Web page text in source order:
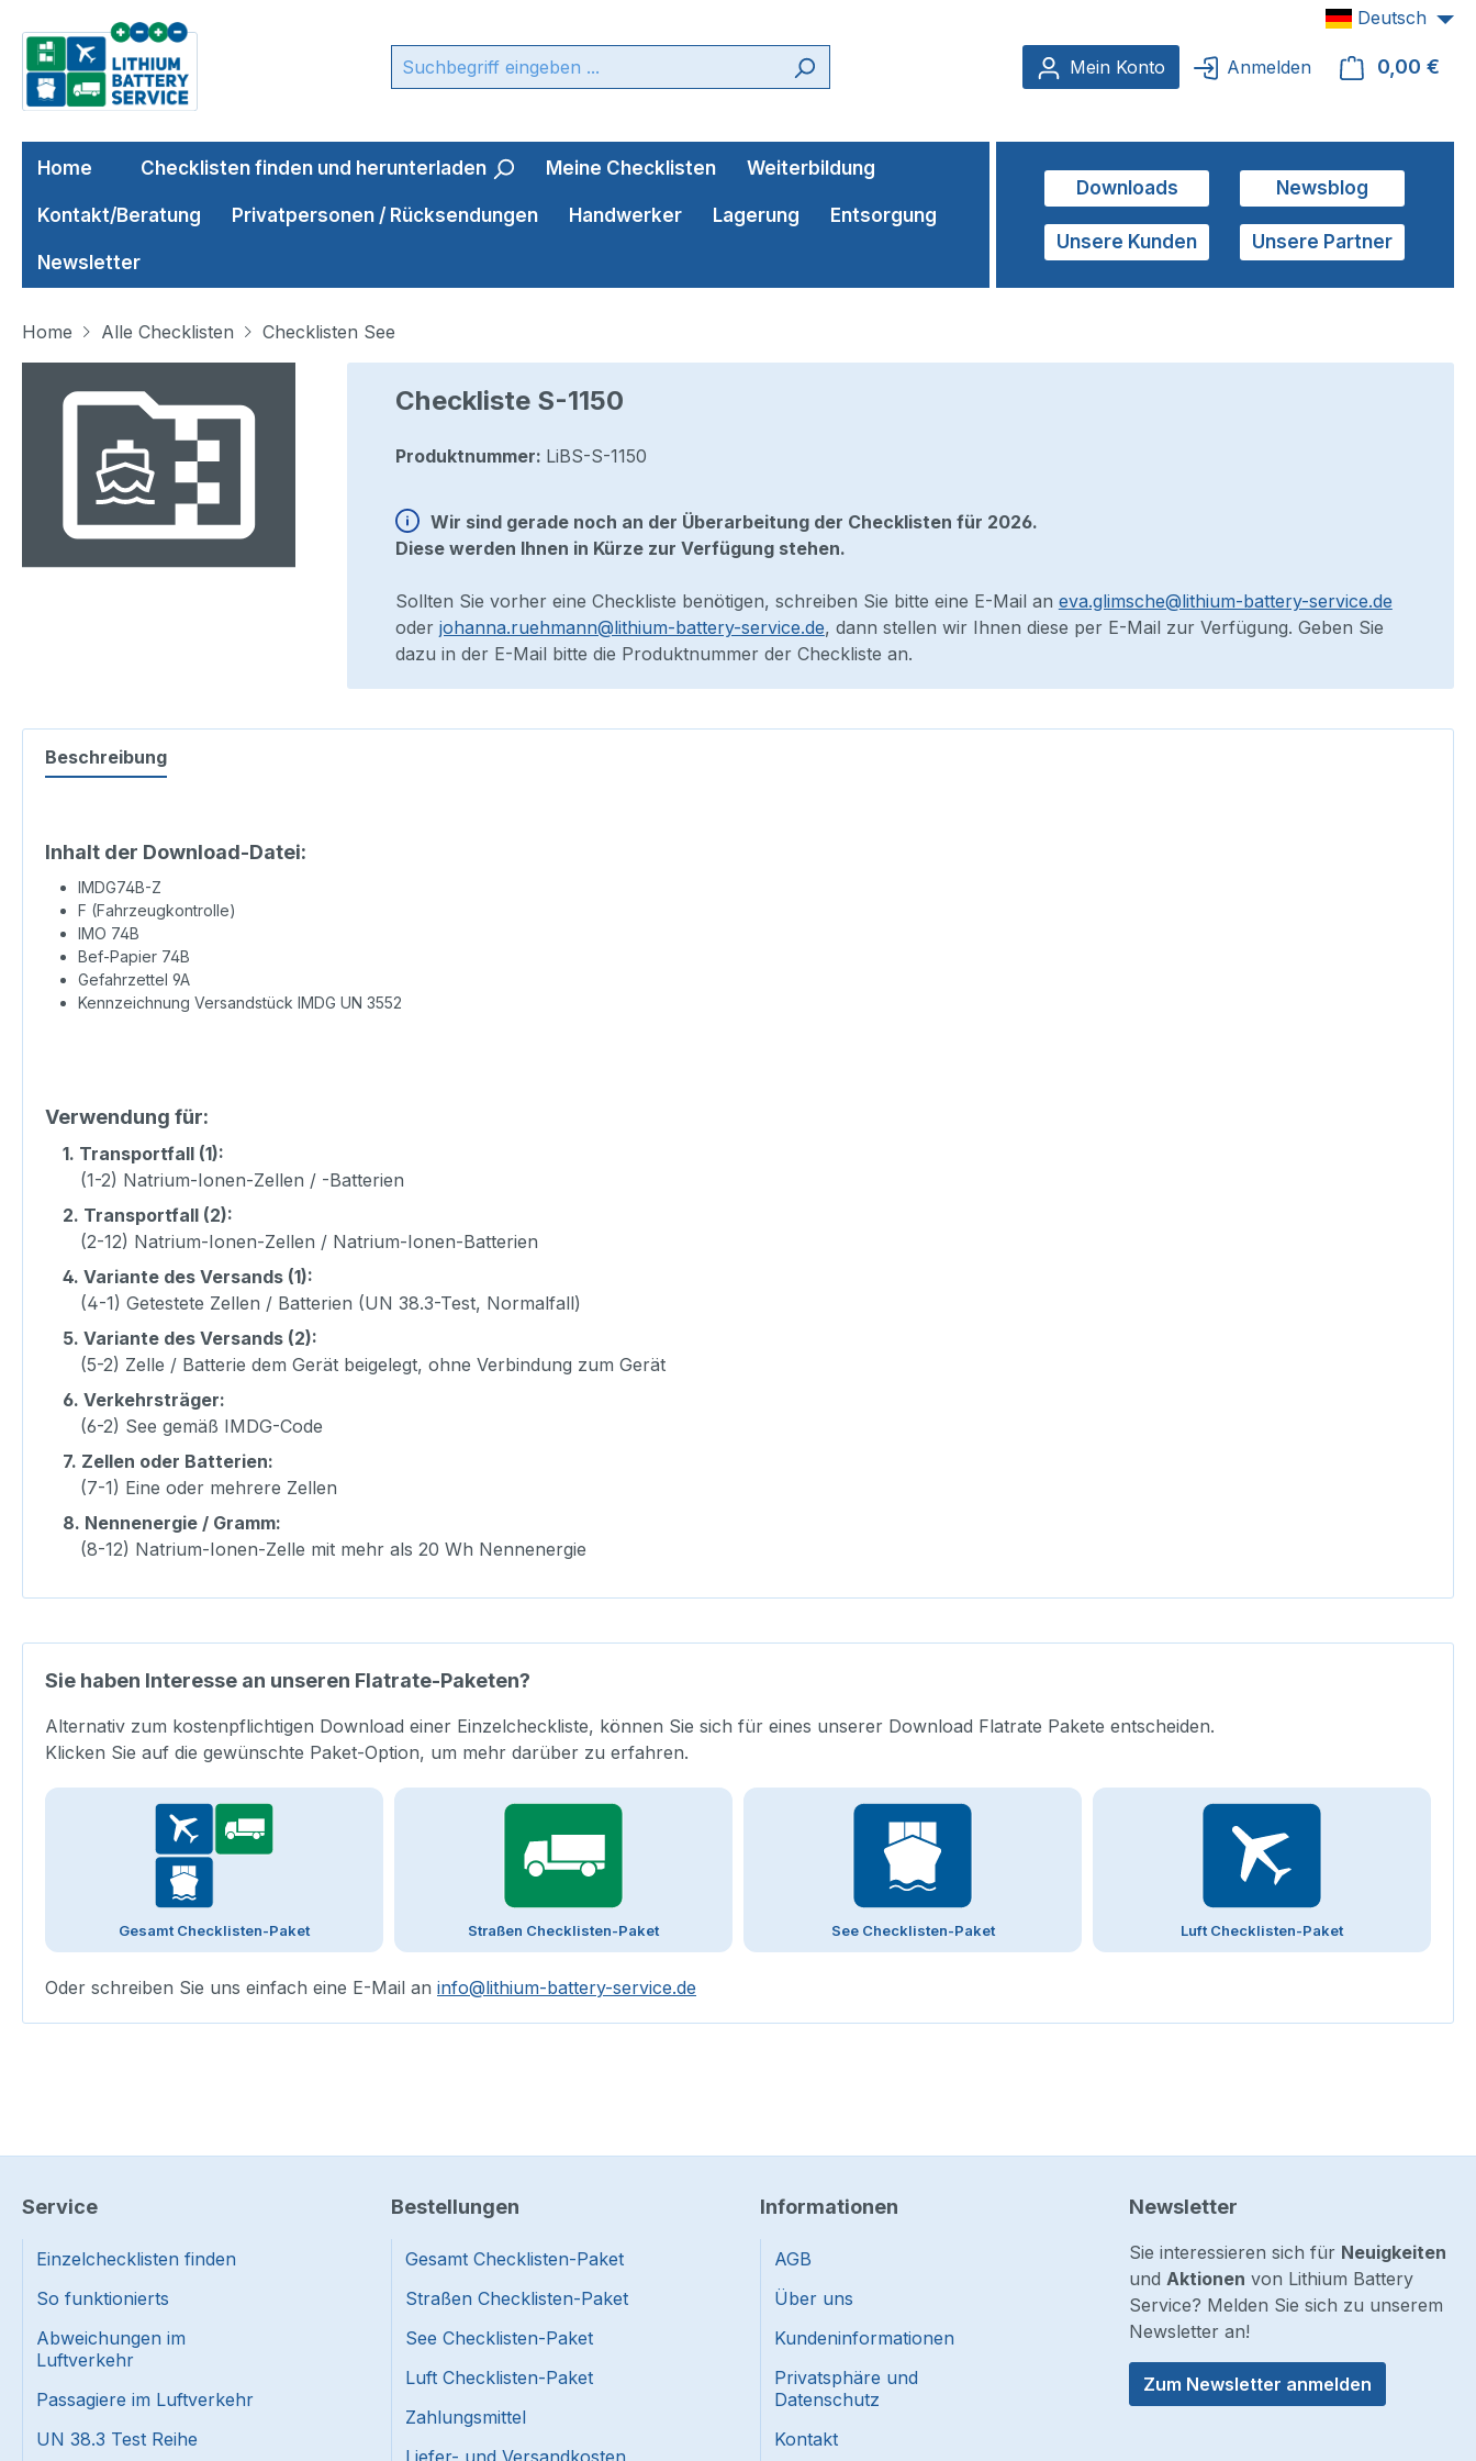
Hauptinhalt springen
Zur Suche springen
Zur Hauptnavigation springen
Mein Konto
Anmelden 0,00 €
Deutsch
Home Checklisten finden und herunterladen Meine Checklisten Weiterbildung
Kontakt/Beratung Privatpersonen / Rücksendungen Handwerker Lagerung Entsorgung
Newsletter
Downloads Newsblog
Unsere Kunden Unsere Partner
Home Alle Checklisten
Checklisten See
Checkliste S-1150
Produktnummer: LiBS-S-1150
Wir sind gerade noch an der Überarbeitung der Checklisten für 2026.
Diese werden Ihnen in Kürze zur Verfügung stehen.
Sollten Sie vorher eine Checkliste benötigen, schreiben Sie bitte eine E-Mail an eva.glimsche@lithium-battery-service.de
oder johanna.ruehmann@lithium-battery-service.de, dann stellen wir Ihnen diese per E-Mail zur Verfügung. Geben Sie
dazu in der E-Mail bitte die Produktnummer der Checkliste an.
Beschreibung
Inhalt der Download-Datei:
IMDG74B-Z
F (Fahrzeugkontrolle)
IMO 74B
Bef-Papier 74B
Gefahrzettel 9A
Kennzeichnung Versandstück IMDG UN 3552
Verwendung für:
1. Transportfall (1):
(1-2) Natrium-Ionen-Zellen / -Batterien
2. Transportfall (2):
(2-12) Natrium-Ionen-Zellen / Natrium-Ionen-Batterien
4. Variante des Versands (1):
(4-1) Getestete Zellen / Batterien (UN 38.3-Test, Normalfall)
5. Variante des Versands (2):
(5-2) Zelle / Batterie dem Gerät beigelegt, ohne Verbindung zum Gerät
6. Verkehrsträger:
(6-2) See gemäß IMDG-Code
7. Zellen oder Batterien:
(7-1) Eine oder mehrere Zellen
8. Nennenergie / Gramm:
(8-12) Natrium-Ionen-Zelle mit mehr als 20 Wh Nennenergie
Sie haben Interesse an unseren Flatrate-Paketen?
Alternativ zum kostenpflichtigen Download einer Einzelcheckliste, können Sie sich für eines unserer Download Flatrate Pakete entscheiden.
Klicken Sie auf die gewünschte Paket-Option, um mehr darüber zu erfahren.
Gesamt Checklisten-Paket Straßen Checklisten-Paket See Checklisten-Paket Luft Checklisten-Paket
Oder schreiben Sie uns einfach eine E-Mail an info@lithium-battery-service.de
Service
Einzelchecklisten finden
So funktionierts
Abweichungen im
Luftverkehr
Passagiere im Luftverkehr
UN 38.3 Test Reihe
Bestellungen
Gesamt Checklisten-Paket
Straßen Checklisten-Paket
See Checklisten-Paket
Luft Checklisten-Paket
Zahlungsmittel
Informationen
AGB
Über uns
Kundeninformationen
Privatsphäre und
Datenschutz
Kontakt
Newsletter
Sie interessieren sich für Neuigkeiten
und Aktionen von Lithium Battery
Service? Melden Sie sich zu unserem
Newsletter an!
Zum Newsletter anmelden